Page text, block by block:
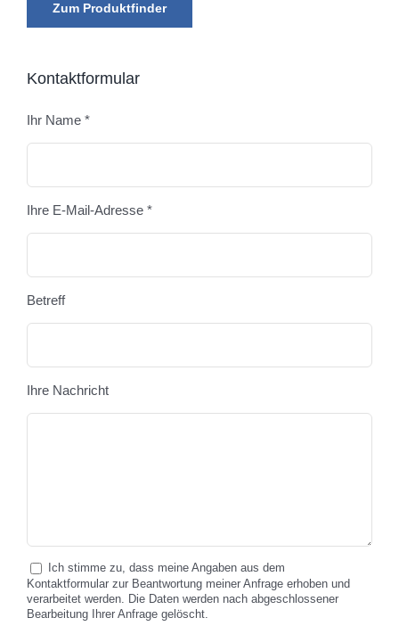
Zum Produktfinder
Kontaktformular
Ihr Name *
Ihre E-Mail-Adresse *
Betreff
Ihre Nachricht
Ich stimme zu, dass meine Angaben aus dem
Kontaktformular zur Beantwortung meiner Anfrage erhoben und
verarbeitet werden. Die Daten werden nach abgeschlossener
Bearbeitung Ihrer Anfrage gelöscht.